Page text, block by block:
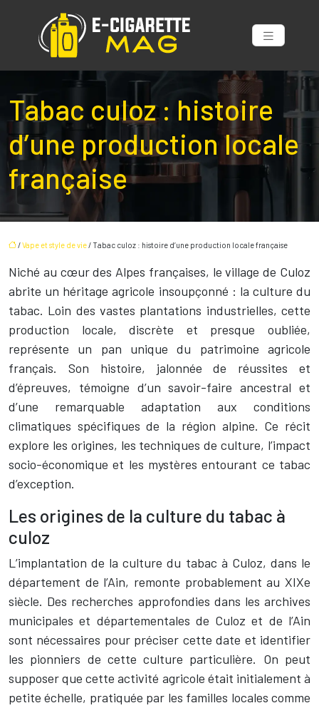
Tabac culoz : histoire
d’une production locale
française
/Vape et style de vie/ Tabac culoz : histoire d’une production locale française
Niché au cœur des Alpes françaises, le village de Culoz
abrite un héritage agricole insoupçonné : la culture du
tabac. Loin des vastes plantations industrielles, cette
production locale, discrète et presque oubliée,
représente un pan unique du patrimoine agricole
français. Son histoire, jalonnée de réussites et
d’épreuves, témoigne d’un savoir-faire ancestral et
d’une remarquable adaptation aux conditions
climatiques spécifiques de la région alpine. Ce récit
explore les origines, les techniques de culture, l’impact
socio-économique et les mystères entourant ce tabac
d’exception.
Les origines de la culture du tabac à
culoz
L’implantation de la culture du tabac à Culoz, dans le
département de l’Ain, remonte probablement au XIXe
siècle. Des recherches approfondies dans les archives
municipales et départementales de Culoz et de l’Ain
sont nécessaires pour préciser cette date et identifier
les pionniers de cette culture particulière. On peut
supposer que cette activité agricole était initialement à
petite échelle, pratiquée par les familles locales comme